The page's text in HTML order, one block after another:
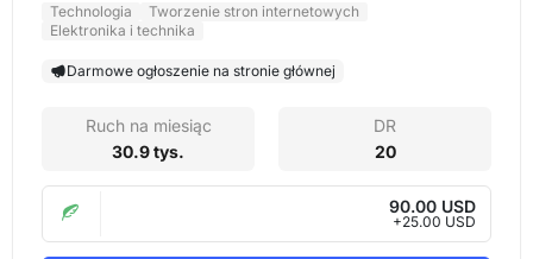
Technologia
Tworzenie stron internetowych
Elektronika i technika
Darmowe ogłoszenie na stronie głównej
Ruch na miesiąc
30.9 tys.
DR
20
90.00 USD
+25.00 USD